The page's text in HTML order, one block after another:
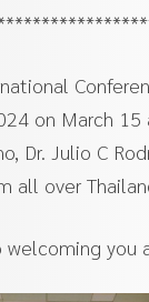
on March
Dr. Julio C
all over
you